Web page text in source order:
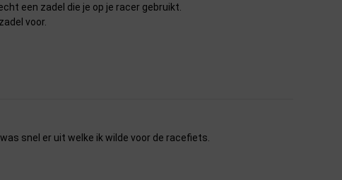
een zadel die je op je racer gebruikt.
voor.
snel er uit welke ik wilde voor de racefiets.